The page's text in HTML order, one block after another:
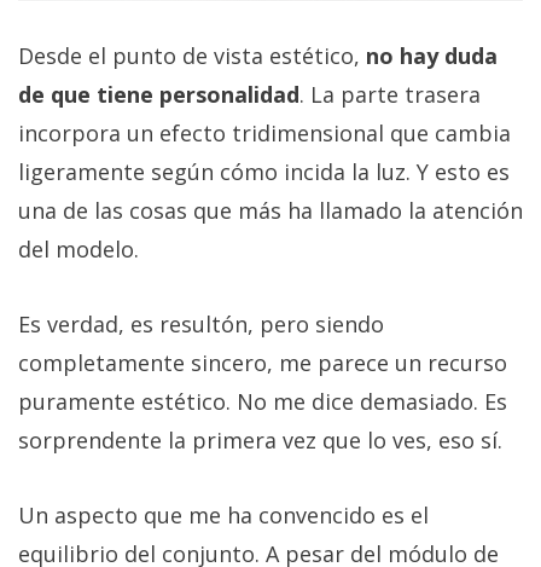
Desde el punto de vista estético, no hay duda
de que tiene personalidad. La parte trasera
incorpora un efecto tridimensional que cambia
ligeramente según cómo incida la luz. Y esto es
una de las cosas que más ha llamado la atención
del modelo.
Es verdad, es resultón, pero siendo
completamente sincero, me parece un recurso
puramente estético. No me dice demasiado. Es
sorprendente la primera vez que lo ves, eso sí.
Un aspecto que me ha convencido es el
equilibrio del conjunto. A pesar del módulo de